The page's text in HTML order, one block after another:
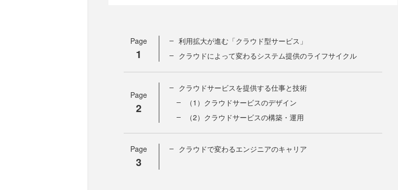
Page
1
利用拡大が進む「クラウド型サービス」
クラウドによって変わるシステム提供のライフサイクル
Page
2
クラウドサービスを提供する仕事と技術
（1）クラウドサービスのデザイン
（2）クラウドサービスの構築・運用
Page
3
クラウドで変わるエンジニアのキャリア